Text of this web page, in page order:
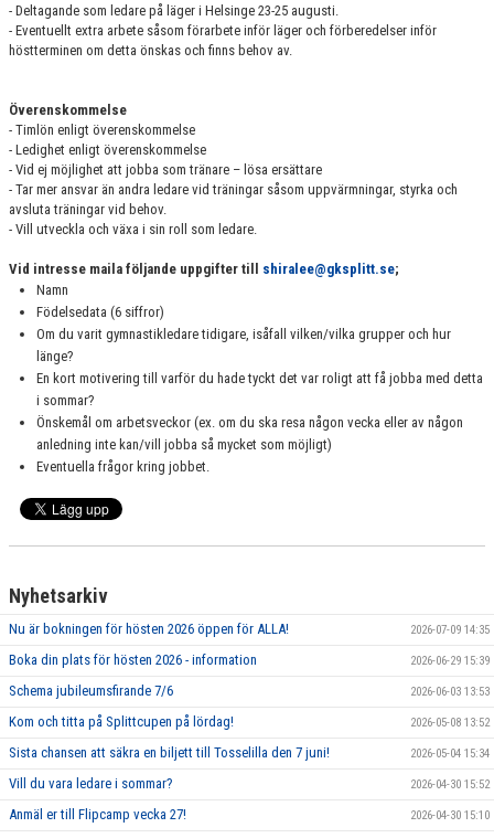
- Deltagande som ledare på läger i Helsinge 23-25 augusti.
- Eventuellt extra arbete såsom förarbete inför läger och förberedelser inför
höstterminen om detta önskas och finns behov av.
Överenskommelse
- Timlön enligt överenskommelse
- Ledighet enligt överenskommelse
- Vid ej möjlighet att jobba som tränare – lösa ersättare
- Tar mer ansvar än andra ledare vid träningar såsom uppvärmningar, styrka och
avsluta träningar vid behov.
- Vill utveckla och växa i sin roll som ledare.
Vid intresse maila följande uppgifter till shiralee@gksplitt.se;
Namn
Födelsedata (6 siffror)
Om du varit gymnastikledare tidigare, isåfall vilken/vilka grupper och hur
länge?
En kort motivering till varför du hade tyckt det var roligt att få jobba med detta
i sommar?
Önskemål om arbetsveckor (ex. om du ska resa någon vecka eller av någon
anledning inte kan/vill jobba så mycket som möjligt)
Eventuella frågor kring jobbet.
Nyhetsarkiv
Nu är bokningen för hösten 2026 öppen för ALLA! 2026-07-09 14:35
Boka din plats för hösten 2026 - information 2026-06-29 15:39
Schema jubileumsfirande 7/6 2026-06-03 13:53
Kom och titta på Splittcupen på lördag! 2026-05-08 13:52
Sista chansen att säkra en biljett till Tosselilla den 7 juni! 2026-05-04 15:34
Vill du vara ledare i sommar? 2026-04-30 15:52
Anmäl er till Flipcamp vecka 27! 2026-04-30 15:10